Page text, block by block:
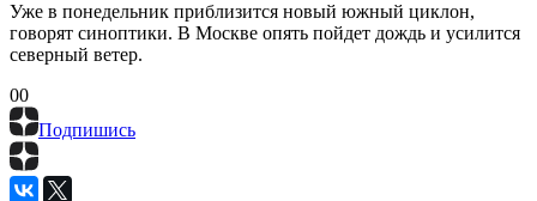
Уже в понедельник приблизится новый южный циклон,
говорят синоптики. В Москве опять пойдет дождь и усилится
северный ветер.
00
Подпишись